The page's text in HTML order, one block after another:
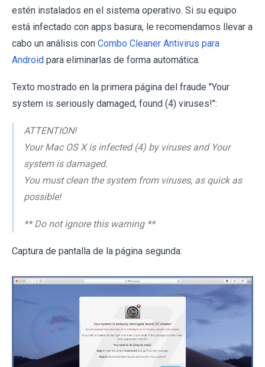
estén instalados en el sistema operativo. Si su equipo
está infectado con apps basura, le recomendamos llevar a
cabo un análisis con Combo Cleaner Antivirus para
Android para eliminarlas de forma automática.
Texto mostrado en la primera página del fraude "Your
system is seriously damaged, found (4) viruses!":
ATTENTION!
Your Mac OS X is infected (4) by viruses and Your
system is damaged.
You must clean the system from viruses, as quick as
possible!
** Do not ignore this warning **
Captura de pantalla de la página segunda: